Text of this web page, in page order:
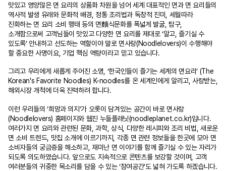
맛있고 영양많은 면 요리의 상품화 차원을 넘어 세계 대표적인 면과 면 요리들의
역사적 발생 유래와 문화적 배경, 정통 조리법과 독창적 진미, 세월따라
진화하는 면 요리 소비 행태 등의 면麵식문화를 폭넓게 발굴, 탐구,
소개함으로써 고객님들이 맛있고 다양한 면 요리를 제대로 ‘알고, 즐기실 수
있도록’ 안내하고 선도하는 역할이야 말로 면사랑(Noodlelovers)이 수행해야
할 중요한 사명이요, 기업 핵심 역량이라고 믿고 있습니다.
그리고 우리에게 새롭게 주어진 소명, ‘한국인들이 즐기는 세계의 면요리’ (The
Korean's Favorite Noodles) K-noodles를 온 세계인에게 알리고, 사랑받는,
해외시장 개척에 더욱 진력하려 합니다.
이런 우리들의 ‘희망과 의지’가 오롯이 담겨있는 공간이 바로 면사랑
(Noodlelovers) 홈페이지와 웹진 누들플래닛(noodleplanet.co.kr)입니다.
여러가지 면 요리와 관련된 문화, 과학, 상식, 다양한 레시피와 조리 비법, 새로운
면 소비 트렌드, 맛집 소개에 이르기까지, 각종 면 관련 정보들을 한곳에 모아 면
소비자들의 궁금증을 해소하고, 재미난 면 이야기를 함께 즐기실 수 있는 자리가
되도록 의도하였습니다. 앞으로도 지속적으로 콘텐츠를 보강할 것이며, 고객
여러분들의 귀중한 목소리를 담을 수 있는 ‘참여공간’도 넓혀 가도록 하겠습니다.